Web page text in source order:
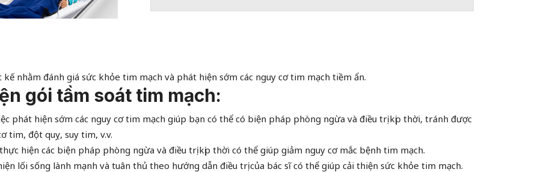
nhằm đánh giá sức khỏe tim mạch và phát hiện sớm các nguy cơ tim mạch tiềm ẩn.
gói tầm soát tim mạch:
phát hiện sớm các nguy cơ tim mạch giúp bạn có thể có biện pháp phòng ngừa và điều trị kịp thời, tránh được
tim, đột quỵ, suy tim, v.v.
hiện các biện pháp phòng ngừa và điều trị kịp thời có thể giúp giảm nguy cơ mắc bệnh tim mạch.
lối sống lành mạnh và tuân thủ theo hướng dẫn điều trị của bác sĩ có thể giúp cải thiện sức khỏe tim mạch.